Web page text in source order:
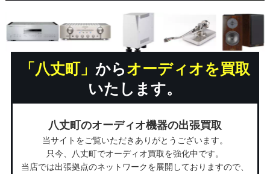
「八丈町」 からオーディオを買取
いたします。
八丈町のオーディオ機器の出張買取
当サイトをご覧いただきありがとうございます。
只今、八丈町でオーディオ買取を強化中です。
当店では出張拠点のネットワークを展開しておりますので、